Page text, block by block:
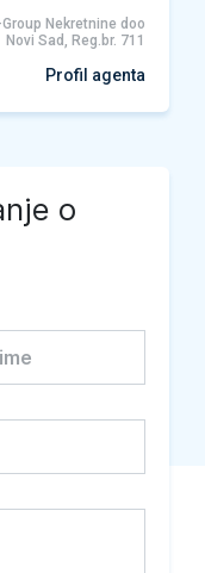
Group Nekretnine doo
Novi Sad, Reg.br. 711
Profil agenta
o